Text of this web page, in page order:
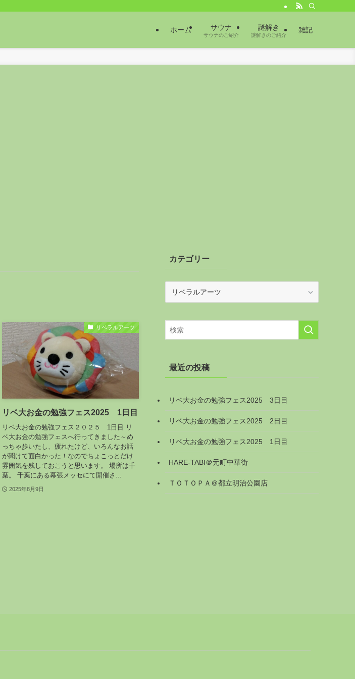
ホーム サウナ
サウナのご紹介
謎解き
謎解きのご紹介
雑記
リベラルアーツ
リベ大お金の勉強フェス2025 1日目
リベ大お金の勉強フェス２０２５ 1日目 リ
ベ大お金の勉強フェスへ行ってきました～め
っちゃ歩いたし、疲れたけど、いろんなお話
が聞けて面白かった！なのでちょこっとだけ
雰囲気を残しておこうと思います。 場所は千
葉。 千葉にある幕張メッセにて開催さ...
2025年8月9日
カテゴリー
リ
ー
最近の投稿
リベ大お金の勉強フェス2025 3日目
リベ大お金の勉強フェス2025 2日目
リベ大お金の勉強フェス2025 1日目
HARE-TABI＠元町中華街
ＴＯＴＯＰＡ＠都立明治公園店